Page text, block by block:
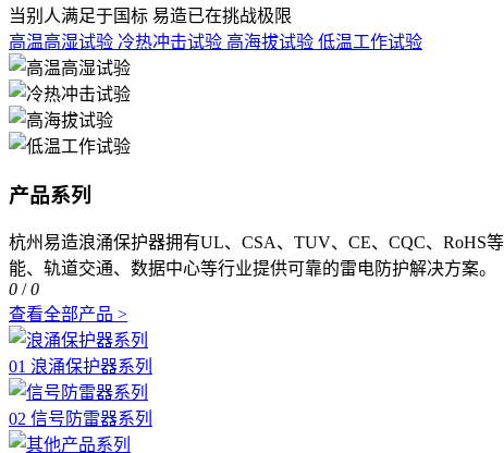
当别人满足于国标 易造已在挑战极限
高温高湿试验 冷热冲击试验 高海拔试验 低温工作试验
产品系列
杭州易造浪涌保护器拥有UL、CSA、TUV、CE、CQC、RoHS
能、轨道交通、数据中心等行业提供可靠的雷电防护解决方案。
0 /0
查看全部产品 >
01 浪涌保护器系列
02 信号防雷器系列